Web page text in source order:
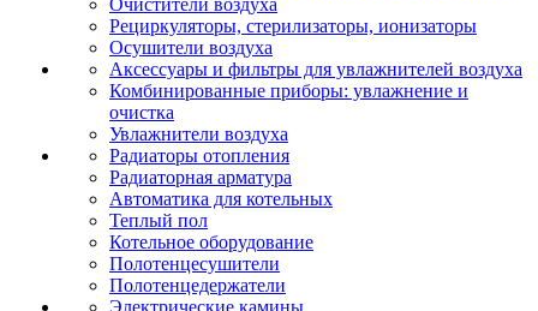
Очистители воздуха
Рециркуляторы, стерилизаторы, ионизаторы
Осушители воздуха
Аксессуары и фильтры для увлажнителей воздуха
Комбинированные приборы: увлажнение и
очистка
Увлажнители воздуха
Радиаторы отопления
Радиаторная арматура
Автоматика для котельных
Теплый пол
Котельное оборудование
Полотенцесушители
Полотенцедержатели
Электрические камины